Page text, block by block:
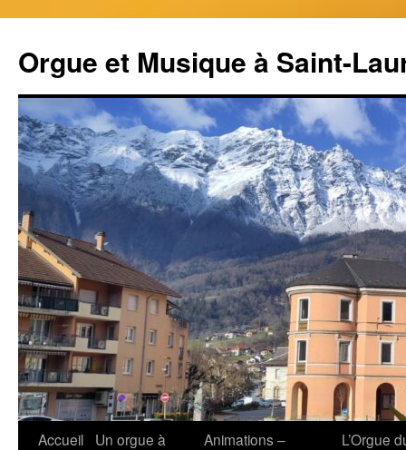
contenu
Orgue et Musique à Saint-
Accueil
Un orgue à
Animations –
L’Orgue